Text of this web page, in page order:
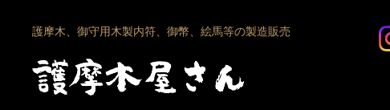
護摩木、御守用木製内符、御幣、絵馬等の製造販売